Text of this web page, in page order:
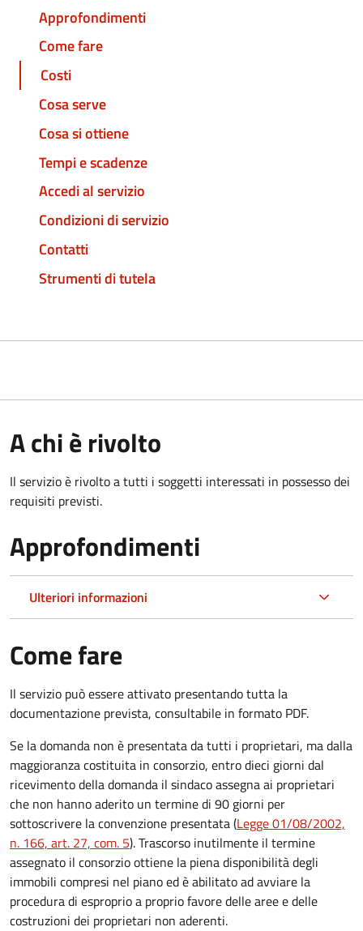
Approfondimenti
Come fare
Costi
Cosa serve
Cosa si ottiene
Tempi e scadenze
Accedi al servizio
Condizioni di servizio
Contatti
Strumenti di tutela
A chi è rivolto
Il servizio è rivolto a tutti i soggetti interessati in possesso dei
requisiti previsti.
Approfondimenti
Ulteriori informazioni
Come fare
Il servizio può essere attivato presentando tutta la
documentazione prevista, consultabile in formato PDF.
Se la domanda non è presentata da tutti i proprietari, ma dalla
maggioranza costituita in consorzio, entro dieci giorni dal
ricevimento della domanda il sindaco assegna ai proprietari
che non hanno aderito un termine di 90 giorni per
sottoscrivere la convenzione presentata (Legge 01/08/2002,
n. 166, art. 27, com. 5). Trascorso inutilmente il termine
assegnato il consorzio ottiene la piena disponibilità degli
immobili compresi nel piano ed è abilitato ad avviare la
procedura di esproprio a proprio favore delle aree e delle
costruzioni dei proprietari non aderenti.